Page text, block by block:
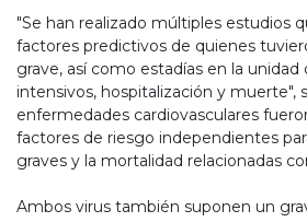
"Se han realizado múltiples estudios
factores predictivos de quienes
grave, así como estadías en la unidad
intensivos, hospitalización y muerte",
enfermedades cardiovasculares
factores de riesgo independientes
graves y la mortalidad relacionadas
Ambos virus también suponen un